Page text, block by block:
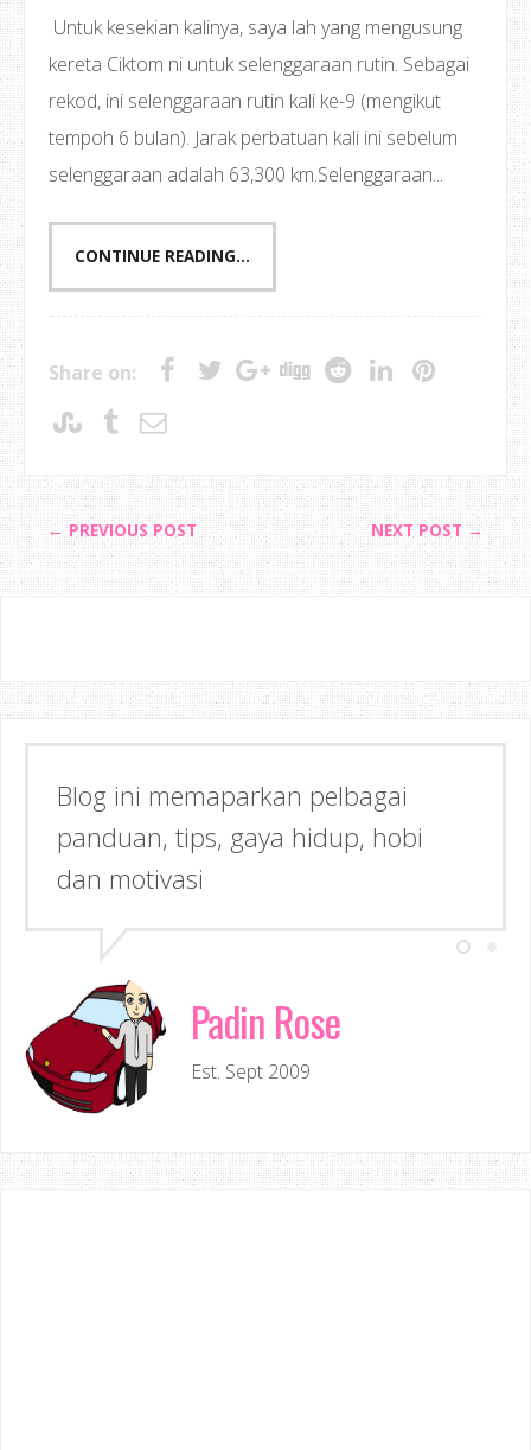
Untuk kesekian kalinya, saya lah yang mengusung
kereta Ciktom ni untuk selenggaraan rutin. Sebagai
rekod, ini selenggaraan rutin kali ke-9 (mengikut
tempoh 6 bulan). Jarak perbatuan kali ini sebelum
selenggaraan adalah 63,300 km.Selenggaraan...
CONTINUE READING...
Share on:
← PREVIOUS POST NEXT POST →
Blog ini memaparkan pelbagai
panduan, tips, gaya hidup, hobi
dan motivasi
Padin Rose
Est. Sept 2009